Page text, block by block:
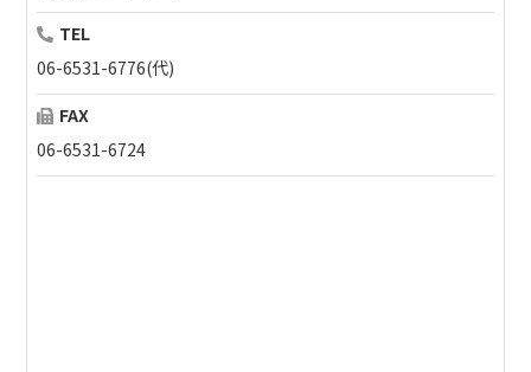
TEL
06-6531-6776(代)
FAX
06-6531-6724